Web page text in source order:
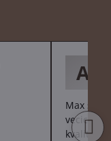
A
Max
vecicky
kvalitne